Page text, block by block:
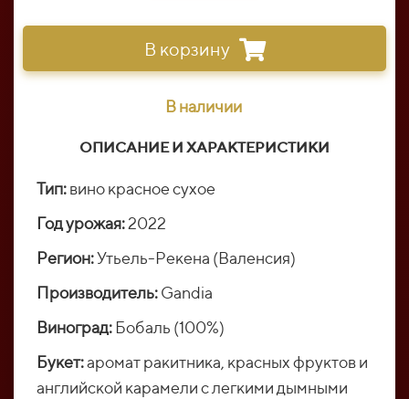
В корзину
В наличии
ОПИСАНИЕ И ХАРАКТЕРИСТИКИ
Тип:вино красное сухое
Год урожая:2022
Регион:Утьель-Рекена (Валенсия)
Производитель:Gandia
Виноград: Бобаль (100%)
Букет:аромат ракитника, красных фруктов и
английской карамели с легкими дымными